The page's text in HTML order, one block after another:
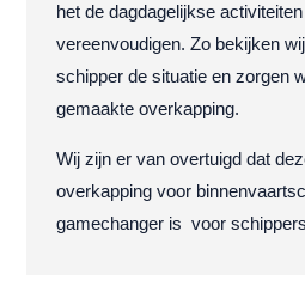
het de dagdagelijkse
vereenvoudigen. Zo bekijken
schipper de situatie en zorgen
gemaakte overkapping.
Wij zijn er van overtuigd dat
overkapping voor
gamechanger is voor schippers